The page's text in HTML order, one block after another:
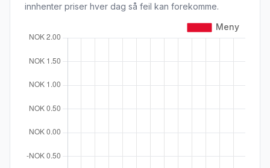
innhenter priser hver dag så feil kan forekomme.